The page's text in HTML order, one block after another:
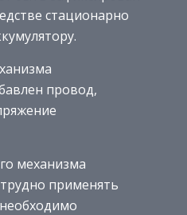
стационарно
провод,
механизма
трудно применять